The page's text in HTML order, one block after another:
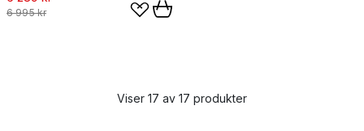
6 995 kr
Viser 17 av 17 produkter